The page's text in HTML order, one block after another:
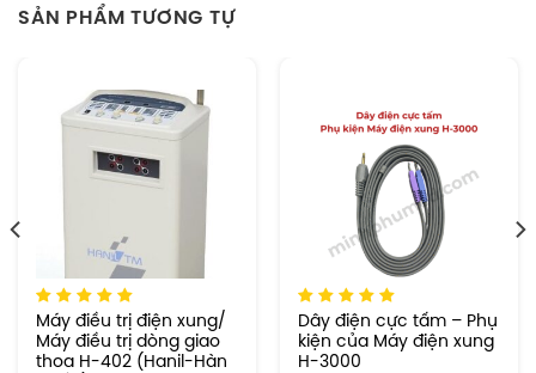
SẢN PHẨM TƯƠNG TỰ
Máy điều trị điện xung/
Máy điều trị dòng giao
thoa H-402 (Hanil-Hàn
Dây điện cực tấm – Phụ
kiện của Máy điện xung
H-3000